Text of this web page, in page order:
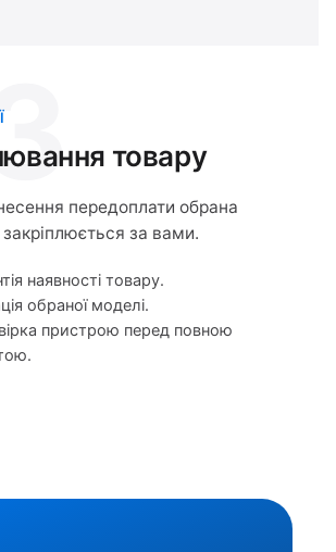
товару
передоплати обрана
за вами.
наявності товару.
обраної моделі.
пристрою перед повною